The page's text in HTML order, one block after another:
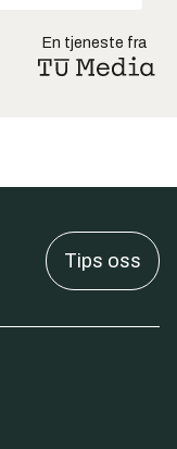
En tjeneste fra
Tips oss